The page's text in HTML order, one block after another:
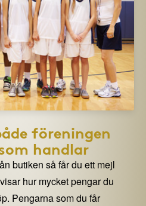
föreningen
handlar
butiken så får du ett mejl
hur mycket pengar du
Pengarna som du får